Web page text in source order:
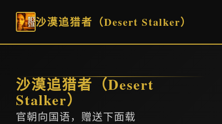
沙漠追猎者（Desert Stalker）
沙漠追猎者（Desert
Stalker）
官朝向国语，赠送下面载